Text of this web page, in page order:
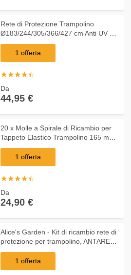
Rete di Protezione Trampolino
Ø183/244/305/366/427 cm Anti UV 6-
8 Pali Rete Tappeto Elastico Rete di
ricambio Trampolini 366 cm (de)
1 offerta
☆☆☆☆☆
★★★★★
Da
44,95 €
20 x Molle a Spirale di Ricambio per
Tappeto Elastico Trampolino 165 mm
- Arebos
1 offerta
☆☆☆☆☆
★★★★★
Da
24,90 €
Alice's Garden - Kit di ricambio rete di
protezione per trampolino, ANTARES
OUTER, per tappeto modello Mars
Ø305cm1 offerta